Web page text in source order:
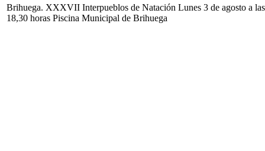
Brihuega. XXXVII Interpueblos de Natación Lunes 3 de agosto a las
18,30 horas Piscina Municipal de Brihuega